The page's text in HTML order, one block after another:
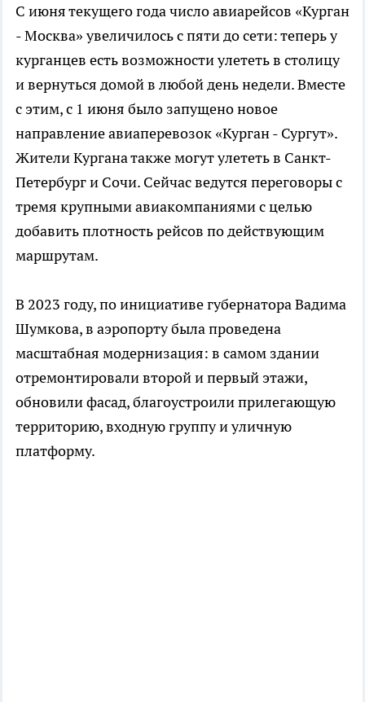
С июня текущего года число авиарейсов «Курган
- Москва» увеличилось с пяти до сети: теперь у
курганцев есть возможности улететь в столицу
и вернуться домой в любой день недели. Вместе
с этим, с 1 июня было запущено новое
направление авиаперевозок «Курган - Сургут».
Жители Кургана также могут улететь в Санкт-
Петербург и Сочи. Сейчас ведутся переговоры с
тремя крупными авиакомпаниями с целью
добавить плотность рейсов по действующим
маршрутам.
В 2023 году, по инициативе губернатора Вадима
Шумкова, в аэропорту была проведена
масштабная модернизация: в самом здании
отремонтировали второй и первый этажи,
обновили фасад, благоустроили прилегающую
территорию, входную группу и уличную
платформу.